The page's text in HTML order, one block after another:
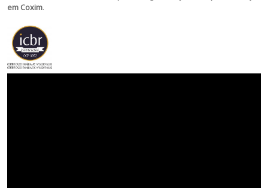
em Coxim.